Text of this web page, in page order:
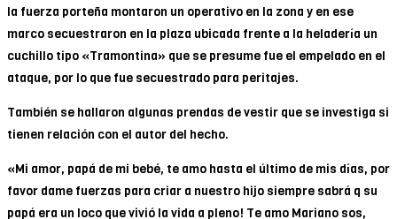
la fuerza porteña montaron un operativo en la zona y en ese
marco secuestraron en la plaza ubicada frente a la heladería un
cuchillo tipo «Tramontina» que se presume fue el empelado en el
ataque, por lo que fue secuestrado para peritajes.
También se hallaron algunas prendas de vestir que se investiga si
tienen relación con el autor del hecho.
«Mi amor, papá de mi bebé, te amo hasta el último de mis días, por
favor dame fuerzas para criar a nuestro hijo siempre sabrá q su
papá era un loco que vivió la vida a pleno! Te amo Mariano sos,